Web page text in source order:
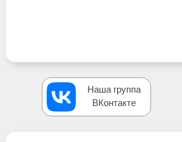
Наша группа
ВКонтакте